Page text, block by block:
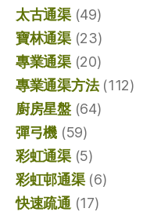
太古通渠(49)
寶林通渠(23)
專業通渠(20)
專業通渠方法(112)
廚房星盤(64)
彈弓機 (59)
彩虹通渠(5)
彩虹邨通渠(6)
快速疏通 (17)